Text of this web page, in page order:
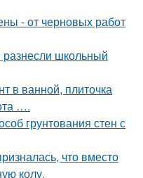
- от черновых работ
школьный
в ванной, плиточка
….
грунтования стен с
что вместо
колу.